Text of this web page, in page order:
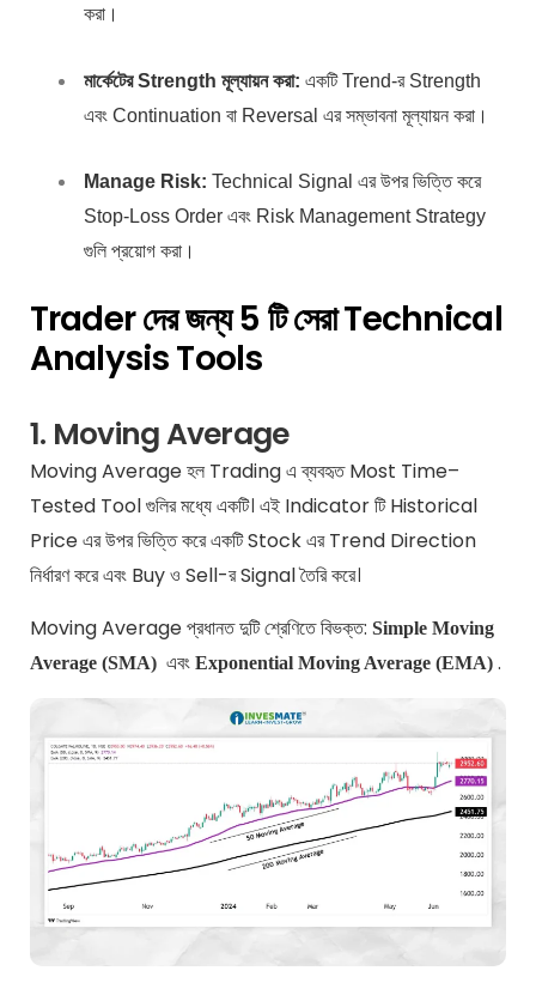
করা।
মার্কেটের Strength মূল্যায়ন করা: একটি Trend-র Strength
এবং Continuation বা Reversal এর সম্ভাবনা মূল্যায়ন করা।
Manage Risk: Technical Signal এরউপরভিত্তি করে
Stop-Loss Order এবং Risk Management Strategy
গুলি প্রয়োগ করা।
Trader দের জন্য 5 টি সেরা Technical
Analysis Tools
1. Moving Average
Moving Average হল Trading এ ব্যবহৃত Most Time–
Tested Toolগুলির মধ্যে একটি। এই Indicator টি Historical
Priceএর উপর ভিত্তি করে একটি Stock এর Trend Direction
নির্ধারণ করে এবং Buy ও Sell-র Signal তৈরি করে।
Moving Average প্রধানত দুটি শ্রেণিতে বিভক্ত: Simple Moving
Average (SMA) এবং Exponential Moving Average (EMA) .